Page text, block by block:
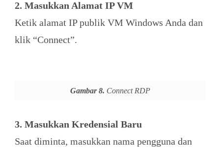
2. Masukkan Alamat IP VM
Ketik alamat IP publik VM Windows Anda dan
klik “Connect”.
Gambar 8. Connect RDP
3. Masukkan Kredensial Baru
Saat diminta, masukkan nama pengguna dan